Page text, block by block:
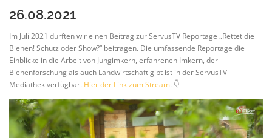
26.08.2021
Im Juli 2021 durften wir einen Beitrag zur ServusTV Reportage „Rettet die
Bienen! Schutz oder Show?“ beitragen. Die umfassende Reportage die
Einblicke in die Arbeit von Jungimkern, erfahrenen Imkern, der
Bienenforschung als auch Landwirtschaft gibt ist in der ServusTV
Mediathek verfügbar. Hier der Link zum Stream. 👇